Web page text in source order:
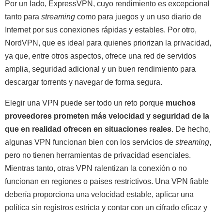
Por un lado, ExpressVPN, cuyo rendimiento es excepcional
tanto para streaming como para juegos y un uso diario de
Internet por sus conexiones rápidas y estables. Por otro,
NordVPN, que es ideal para quienes priorizan la privacidad,
ya que, entre otros aspectos, ofrece una red de servidos
amplia, seguridad adicional y un buen rendimiento para
descargar torrents y navegar de forma segura.
Elegir una VPN puede ser todo un reto porque muchos
proveedores prometen más velocidad y seguridad de la
que en realidad ofrecen en situaciones reales. De hecho,
algunas VPN funcionan bien con los servicios de streaming,
pero no tienen herramientas de privacidad esenciales.
Mientras tanto, otras VPN ralentizan la conexión o no
funcionan en regiones o países restrictivos. Una VPN fiable
debería proporciona una velocidad estable, aplicar una
política sin registros estricta y contar con un cifrado eficaz y